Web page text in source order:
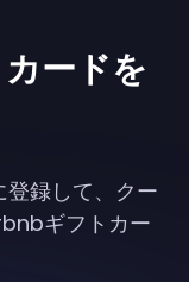
ードを
録して、クー
ギフトカー